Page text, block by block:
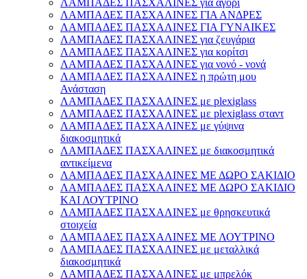
ΛΑΜΠΑΔΕΣ ΠΑΣΧΑΛΙΝΕΣ για αγόρι
ΛΑΜΠΑΔΕΣ ΠΑΣΧΑΛΙΝΕΣ ΓΙΑ ΑΝΔΡΕΣ
ΛΑΜΠΑΔΕΣ ΠΑΣΧΑΛΙΝΕΣ ΓΙΑ ΓΥΝΑΙΚΕΣ
ΛΑΜΠΑΔΕΣ ΠΑΣΧΑΛΙΝΕΣ για ζευγάρια
ΛΑΜΠΑΔΕΣ ΠΑΣΧΑΛΙΝΕΣ για κορίτσι
ΛΑΜΠΑΔΕΣ ΠΑΣΧΑΛΙΝΕΣ για νονό - νονά
ΛΑΜΠΑΔΕΣ ΠΑΣΧΑΛΙΝΕΣ η πρώτη μου
Ανάσταση
ΛΑΜΠΑΔΕΣ ΠΑΣΧΑΛΙΝΕΣ με plexiglass
ΛΑΜΠΑΔΕΣ ΠΑΣΧΑΛΙΝΕΣ με plexiglass σταντ
ΛΑΜΠΑΔΕΣ ΠΑΣΧΑΛΙΝΕΣ με γύψινα
διακοσμητικά
ΛΑΜΠΑΔΕΣ ΠΑΣΧΑΛΙΝΕΣ με διακοσμητικά
αντικείμενα
ΛΑΜΠΑΔΕΣ ΠΑΣΧΑΛΙΝΕΣ ΜΕ ΔΩΡΟ ΣΑΚΙΔΙΟ
ΛΑΜΠΑΔΕΣ ΠΑΣΧΑΛΙΝΕΣ ΜΕ ΔΩΡΟ ΣΑΚΙΔΙΟ
ΚΑΙ ΛΟΥΤΡΙΝΟ
ΛΑΜΠΑΔΕΣ ΠΑΣΧΑΛΙΝΕΣ με θρησκευτικά
στοιχεία
ΛΑΜΠΑΔΕΣ ΠΑΣΧΑΛΙΝΕΣ ΜΕ ΛΟΥΤΡΙΝΟ
ΛΑΜΠΑΔΕΣ ΠΑΣΧΑΛΙΝΕΣ με μεταλλικά
διακοσμητικά
ΛΑΜΠΑΔΕΣ ΠΑΣΧΑΛΙΝΕΣ με μπρελόκ